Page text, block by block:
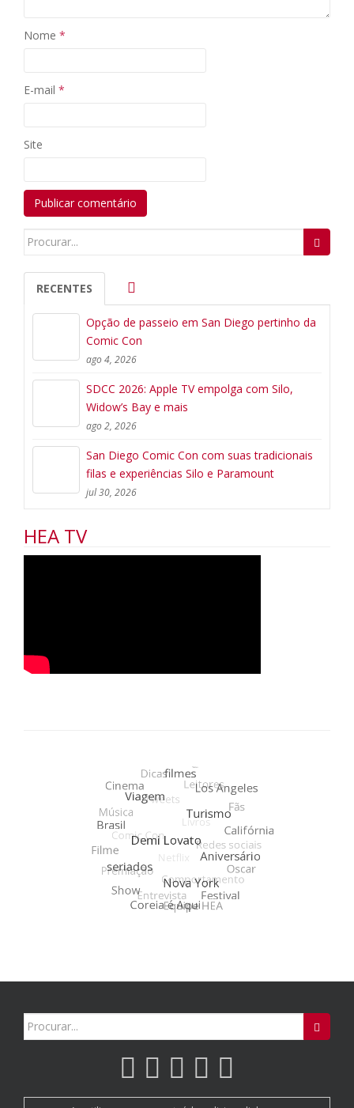
Nome *
E-mail *
Site
Search
RECENTES
Opção de passeio em San Diego pertinho da
Comic Con
ago 4, 2026
SDCC 2026: Apple TV empolga com Silo,
Widow’s Bay e mais
ago 2, 2026
San Diego Comic Con com suas tradicionais
filas e experiências Silo e Paramount
jul 30, 2026
HEA TV
Search